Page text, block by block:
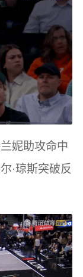
妮助攻命中
·琼斯突破反